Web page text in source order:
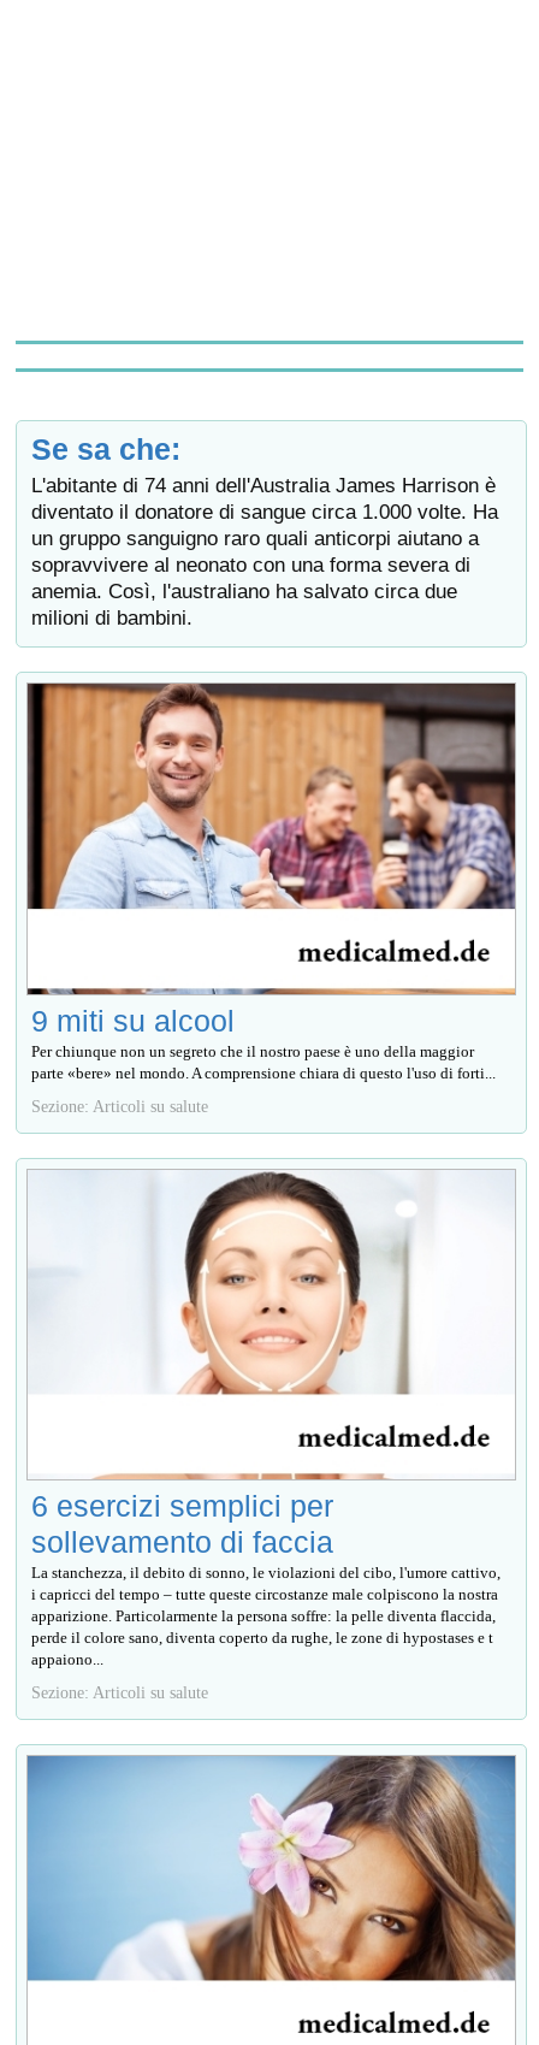
Se sa che:
L'abitante di 74 anni dell'Australia James Harrison è
diventato il donatore di sangue circa 1.000 volte. Ha
un gruppo sanguigno raro quali anticorpi aiutano a
sopravvivere al neonato con una forma severa di
anemia. Così, l'australiano ha salvato circa due
milioni di bambini.
9 miti su alcool
Per chiunque non un segreto che il nostro paese è uno della maggior
parte «bere» nel mondo. A comprensione chiara di questo l'uso di forti...
Sezione: Articoli su salute
6 esercizi semplici per
sollevamento di faccia
La stanchezza, il debito di sonno, le violazioni del cibo, l'umore cattivo,
i capricci del tempo – tutte queste circostanze male colpiscono la nostra
apparizione. Particolarmente la persona soffre: la pelle diventa flaccida,
perde il colore sano, diventa coperto da rughe, le zone di hypostases e t
appaiono...
Sezione: Articoli su salute